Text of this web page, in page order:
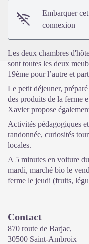
Embarquer
connexion
Les deux chambres
sont toutes les deux
19ème pour l’autre et
Le petit déjeuner,
des produits de la ferme
Xavier propose
Activités pédagogiques
randonnée, curiosités
locales.
A 5 minutes en voiture
mardi, marché bio le
ferme le jeudi (fruits,
Contact
870 route de Barjac,
30500 Saint-Ambroix